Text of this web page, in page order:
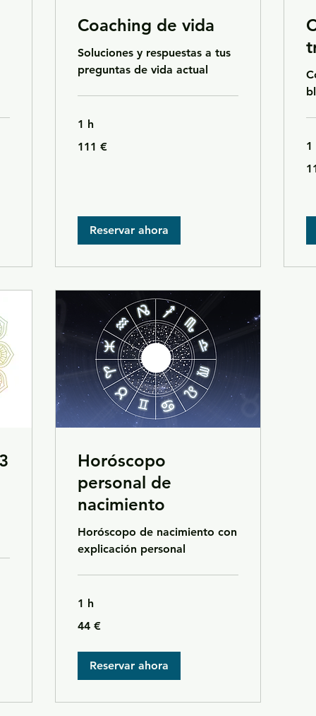
Coaching de vida
Soluciones y respuestas a tus
preguntas de vida actual
1 h
euros
111 €
Reservar ahora
1
Horóscopo
personal de
nacimiento
Horóscopo de nacimiento con
explicación personal
1 h
euros
44 €
Reservar ahora